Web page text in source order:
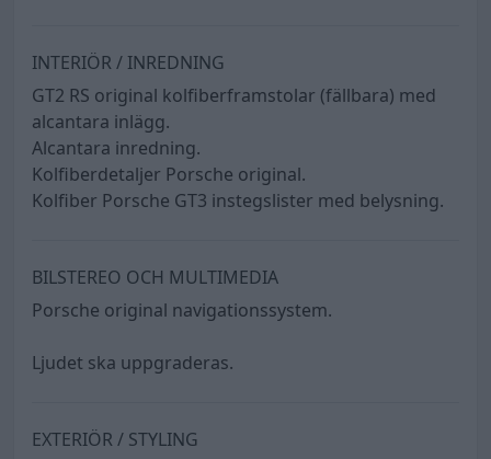
INTERIÖR / INREDNING
GT2 RS original kolfiberframstolar (fällbara) med
alcantara inlägg.
Alcantara inredning.
Kolfiberdetaljer Porsche original.
Kolfiber Porsche GT3 instegslister med belysning.
BILSTEREO OCH MULTIMEDIA
Porsche original navigationssystem.
Ljudet ska uppgraderas.
EXTERIÖR / STYLING